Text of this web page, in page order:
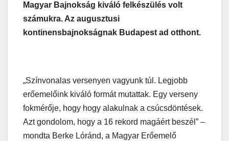
Magyar Bajnokság kiváló felkészülés volt
számukra. Az augusztusi
kontinensbajnokságnak Budapest ad otthont.
„Színvonalas versenyen vagyunk túl. Legjobb
erőemelőink kiváló formát mutattak. Egy verseny
fokmérője, hogy hogy alakulnak a csúcsdöntések.
Azt gondolom, hogy a 16 rekord magáért beszél” –
mondta Berke Lóránd, a Magyar Erőemelő